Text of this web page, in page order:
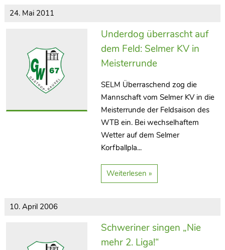
24. Mai 2011
Underdog überrascht auf
dem Feld: Selmer KV in
Meisterrunde
SELM Überraschend zog die
Mannschaft vom Selmer KV in die
Meisterrunde der Feldsaison des
WTB ein. Bei wechselhaftem
Wetter auf dem Selmer
Korfballpla...
Weiterlesen »
10. April 2006
Schweriner singen „Nie
mehr 2. Liga!“